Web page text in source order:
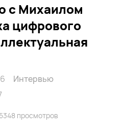
с Михаилом
цифрового
Интервью
5348 просмотров